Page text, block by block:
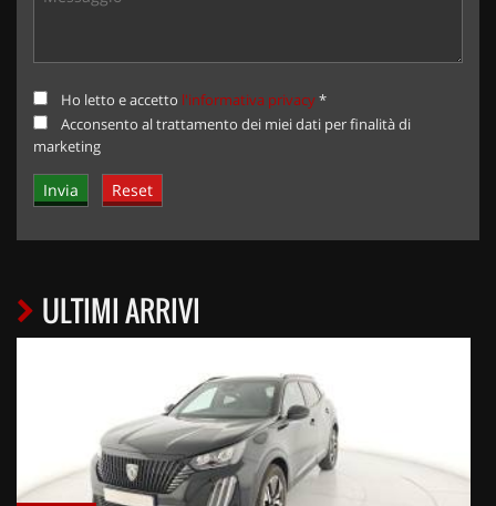
Ho letto e accetto l'informativa privacy*
Acconsento al trattamento dei miei dati per finalità di
marketing
ULTIMI ARRIVI